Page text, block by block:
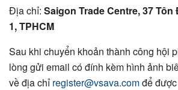
Địa chỉ: Saigon Trade Centre, 37
1, TPHCM
Sau khi chuyển khoản thành công hội
lòng gửi email có đính kèm hình ảnh
về địa chỉ register@vsava.comđể